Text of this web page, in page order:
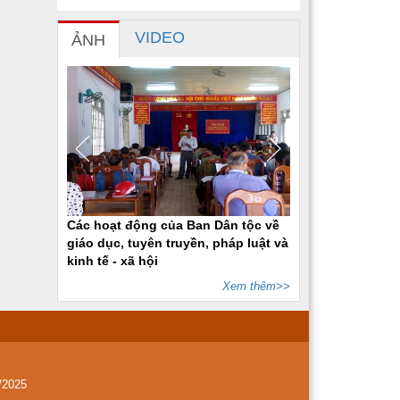
ẢNH VIDEO
Các hoạt động của Ban Dân tộc về
giáo dục, tuyên truyền, pháp luật và
kinh tế - xã hội
Xem thêm>>